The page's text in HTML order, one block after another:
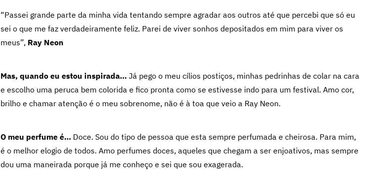
“Passei grande parte da minha vida tentando sempre agradar aos outros até que percebi que só eu
sei o que me faz verdadeiramente feliz. Parei de viver sonhos depositados em mim para viver os
meus”, Ray Neon
Mas, quando eu estou inspirada… Já pego o meu cílios postiços, minhas pedrinhas de colar na cara
e escolho uma peruca bem colorida e fico pronta como se estivesse indo para um festival. Amo cor,
brilho e chamar atenção é o meu sobrenome, não é à toa que veio a Ray Neon.
O meu perfume é… Doce. Sou do tipo de pessoa que esta sempre perfumada e cheirosa. Para mim,
é o melhor elogio de todos. Amo perfumes doces, aqueles que chegam a ser enjoativos, mas sempre
dou uma maneirada porque já me conheço e sei que sou exagerada.